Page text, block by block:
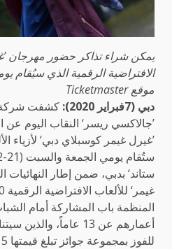
يمكن شراء تذاكر حضور مهرجان
موقعTicketmaster
دبي (7فبراير 2020):
كشفت شركة
’جالاكسي ريسر‘ النقاب اليوم عن
’غيرل غيمر كوسبلاي دبي‘ لأزياء
ستاند‘ بدبي، ضمن إطار النهائيات
المنظمة باب المشاركة أمام
أعمارهم عن 13 عاماً،